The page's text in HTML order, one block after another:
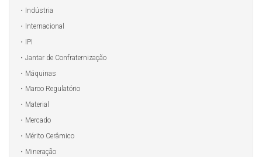
Indústria
Internacional
IPI
Jantar de Confraternização
Máquinas
Marco Regulatório
Material
Mercado
Mérito Cerâmico
Mineração